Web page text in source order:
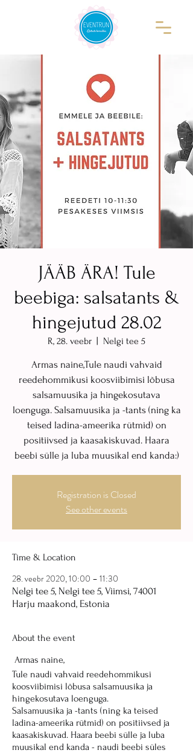
JÄÄB ÄRA! Tule
beebiga: salsatants &
hingejutud 28.02
R, 28. veebr Nelgi tee 5
Armas naine,Tule naudi vahvaid
reedehommikusi koosviibimisi lõbusa
salsamuusika ja hingekosutava
loenguga. Salsamuusika ja -tants (ning ka
teised ladina-ameerika rütmid) on
positiivsed ja kaasakiskuvad. Haara
beebi sülle ja luba muusikal end kanda:)
Registration is Closed
See other events
Time & Location
28. veebr 2020, 10:00 – 11:30
Nelgi tee 5, Nelgi tee 5, Viimsi, 74001
Harju maakond, Estonia
About the event
Armas naine,
Tule naudi vahvaid reedehommikusi
koosviibimisi lõbusa salsamuusika ja
hingekosutava loenguga.
Salsamuusika ja -tants (ning ka teised
ladina-ameerika rütmid) on positiivsed ja
kaasakiskuvad. Haara beebi sülle ja luba
muusikal end kanda - naudi beebi süles